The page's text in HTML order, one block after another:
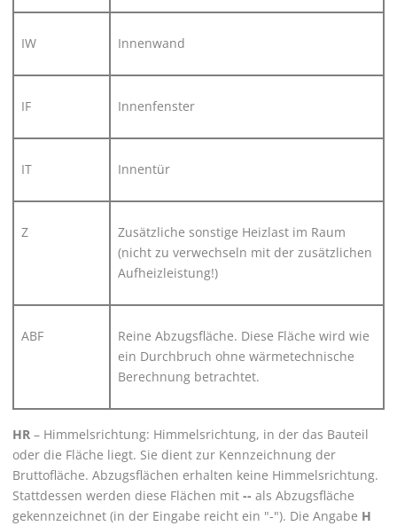
IW Innenwand
IF Innenfenster
IT Innentür
Z
Zusätzliche sonstige Heizlast im Raum
(nicht zu verwechseln mit der zusätzlichen
Aufheizleistung!)
ABF
Reine Abzugsfläche. Diese Fläche wird wie
ein Durchbruch ohne wärmetechnische
Berechnung betrachtet.
HR – Himmelsrichtung: Himmelsrichtung, in der das Bauteil
oder die Fläche liegt. Sie dient zur Kennzeichnung der
Bruttofläche. Abzugsflächen erhalten keine Himmelsrichtung.
Stattdessen werden diese Flächen mit -- als Abzugsfläche
gekennzeichnet (in der Eingabe reicht ein "-"). Die Angabe H